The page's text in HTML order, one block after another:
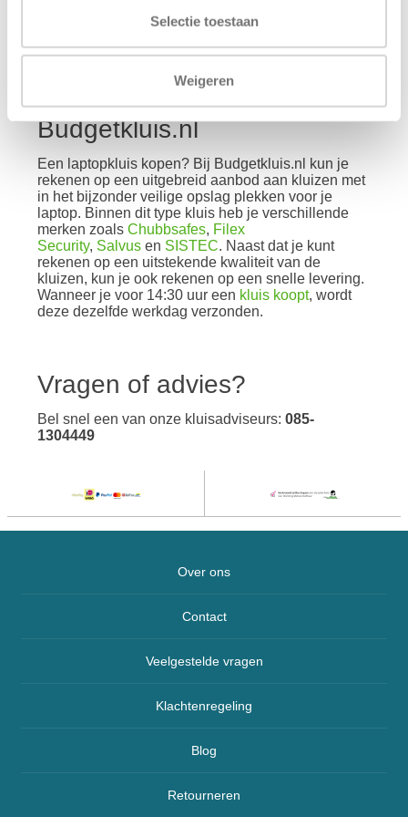
Selectie toestaan
Weigeren
keuze. Hierbij kun je bijvoorbeeld denken aan
Orgami LFS 10-vaks Laptoplocker - blauw
Laptopkluis kopen bij
Budgetkluis.nl
Een laptopkluis kopen? Bij Budgetkluis.nl kun je
rekenen op een uitgebreid aanbod aan kluizen met
in het bijzonder veilige opslag plekken voor je
laptop. Binnen dit type kluis heb je verschillende
merken zoals Chubbsafes, Filex
Security, Salvus en SISTEC. Naast dat je kunt
rekenen op een uitstekende kwaliteit van de
kluizen, kun je ook rekenen op een snelle levering.
Wanneer je voor 14:30 uur een kluis koopt, wordt
deze dezelfde werkdag verzonden.
Vragen of advies?
Bel snel een van onze kluisadviseurs: 085-
1304449
Over ons
Contact
Veelgestelde vragen
Klachtenregeling
Blog
Retourneren